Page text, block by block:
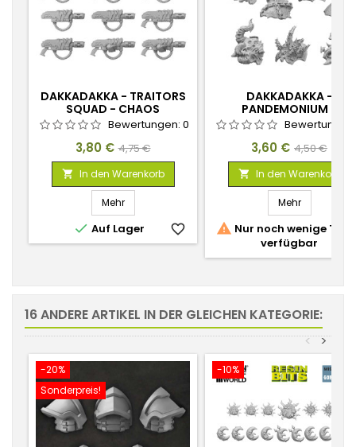
DAKKADAKKA - TRAITORS
SQUAD - CHAOS
MELTERWAFFEN 1:48
Bewertungen: 0
Preis
3,80 € Verkaufspreis
4,75 €
 In den Warenkorb
Mehr
 Auf Lager favorite_border
DAKKADAKKA -
PANDEMONIUM -
SCHULTERPOLSTER 1:48
Preis
3,60 € 4,50 €
 In den Warenkorb
Mehr
 Nur noch wenige Teile
verfügbar
16 ANDERE ARTIKEL IN DER GLEICHEN KATEGORIE:
>
<
-20%
Sonderpreis!
-10%